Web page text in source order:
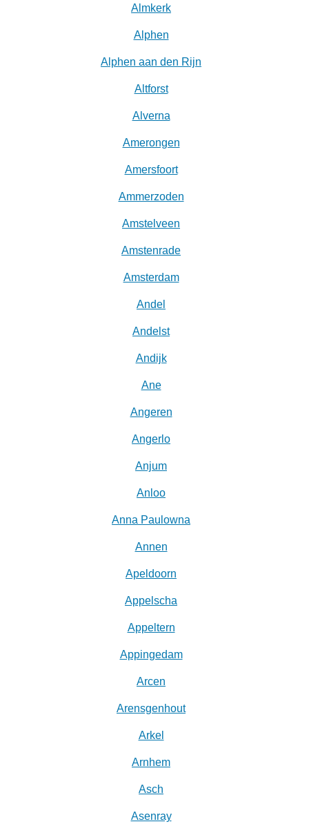
Almkerk
Alphen
Alphen aan den Rijn
Altforst
Alverna
Amerongen
Amersfoort
Ammerzoden
Amstelveen
Amstenrade
Amsterdam
Andel
Andelst
Andijk
Ane
Angeren
Angerlo
Anjum
Anloo
Anna Paulowna
Annen
Apeldoorn
Appelscha
Appeltern
Appingedam
Arcen
Arensgenhout
Arkel
Arnhem
Asch
Asenray